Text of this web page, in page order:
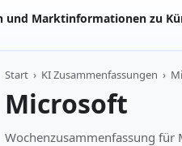
und Marktinformationen zu
Start › KI Zusammenfassungen ›
Microsoft
Wochenzusammenfassung